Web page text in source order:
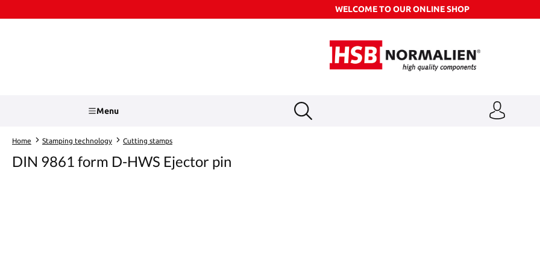
WELCOME TO OUR ONLINE SHOP
Menu
Home Stamping technology Cutting stamps
DIN 9861 form D-HWS Ejector pin